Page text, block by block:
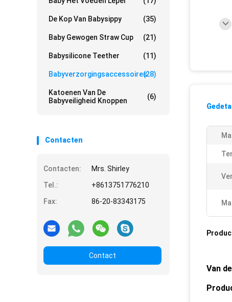
De Kop Van Babysippy (35)
Baby Gewogen Straw Cup (21)
Babysilicone Teether (11)
Babyverzorgingsaccessoires(28)
Katoenen Van De
Babyveiligheid Knoppen
(6)
Contacten
Contacten:
Mrs. Shirley
Tel.:
+8613751776210
Fax:
86-20-83343175
Contact
Van